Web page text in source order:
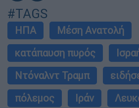
#TAGS
ΗΠΑ
Μέση Ανατολή
κατάπαυση πυρός
Ντόναλντ Τραμπ
πόλεμος
Ιράν